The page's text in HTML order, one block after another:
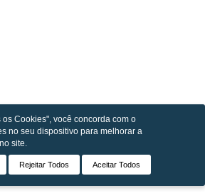
Cookies", você concorda com o
no seu dispositivo para melhorar a
site.
Rejeitar Todos Aceitar Todos